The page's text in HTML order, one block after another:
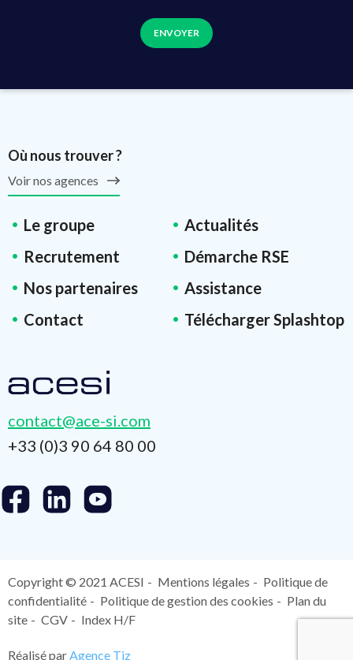
Où nous trouver ?
Voir nos agences
Le groupe
Actualités
Recrutement
Démarche RSE
Nos partenaires
Assistance
Contact
Télécharger Splashtop
contact@ace-si.com
+33 (0)3 90 64 80 00
Copyright © 2021 ACESI Mentions légales
Politique de
confidentialité
Politique de gestion des cookies
Plan du
site
CGV Index H/F
Réalisé par Agence Tiz